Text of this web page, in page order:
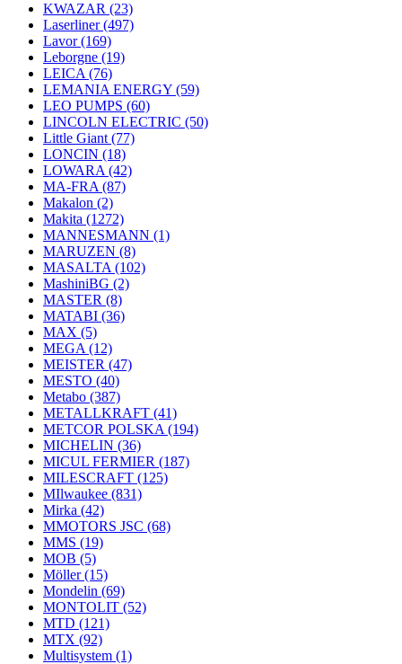
KWAZAR (23)
Laserliner(497)
Lavor(169)
Leborgne (19)
LEICA (76)
LEMANIA ENERGY (59)
LEO PUMPS (60)
LINCOLN ELECTRIC (50)
Little Giant (77)
LONCIN (18)
LOWARA (42)
MA-FRA (87)
Makalon (2)
Makita (1272)
MANNESMANN (1)
MARUZEN (8)
MASALTA (102)
MashiniBG (2)
MASTER (8)
MATABI (36)
MAX (5)
MEGA (12)
MEISTER (47)
MESTO (40)
Metabo (387)
METALLKRAFT (41)
METCOR POLSKA (194)
MICHELIN (36)
MICUL FERMIER (187)
MILESCRAFT (125)
MIlwaukee (831)
Mirka (42)
MMOTORS JSC (68)
MMS (19)
MOB (5)
Möller(15)
Mondelin (69)
MONTOLIT (52)
MTD (121)
MTX (92)
Multisystem (1)